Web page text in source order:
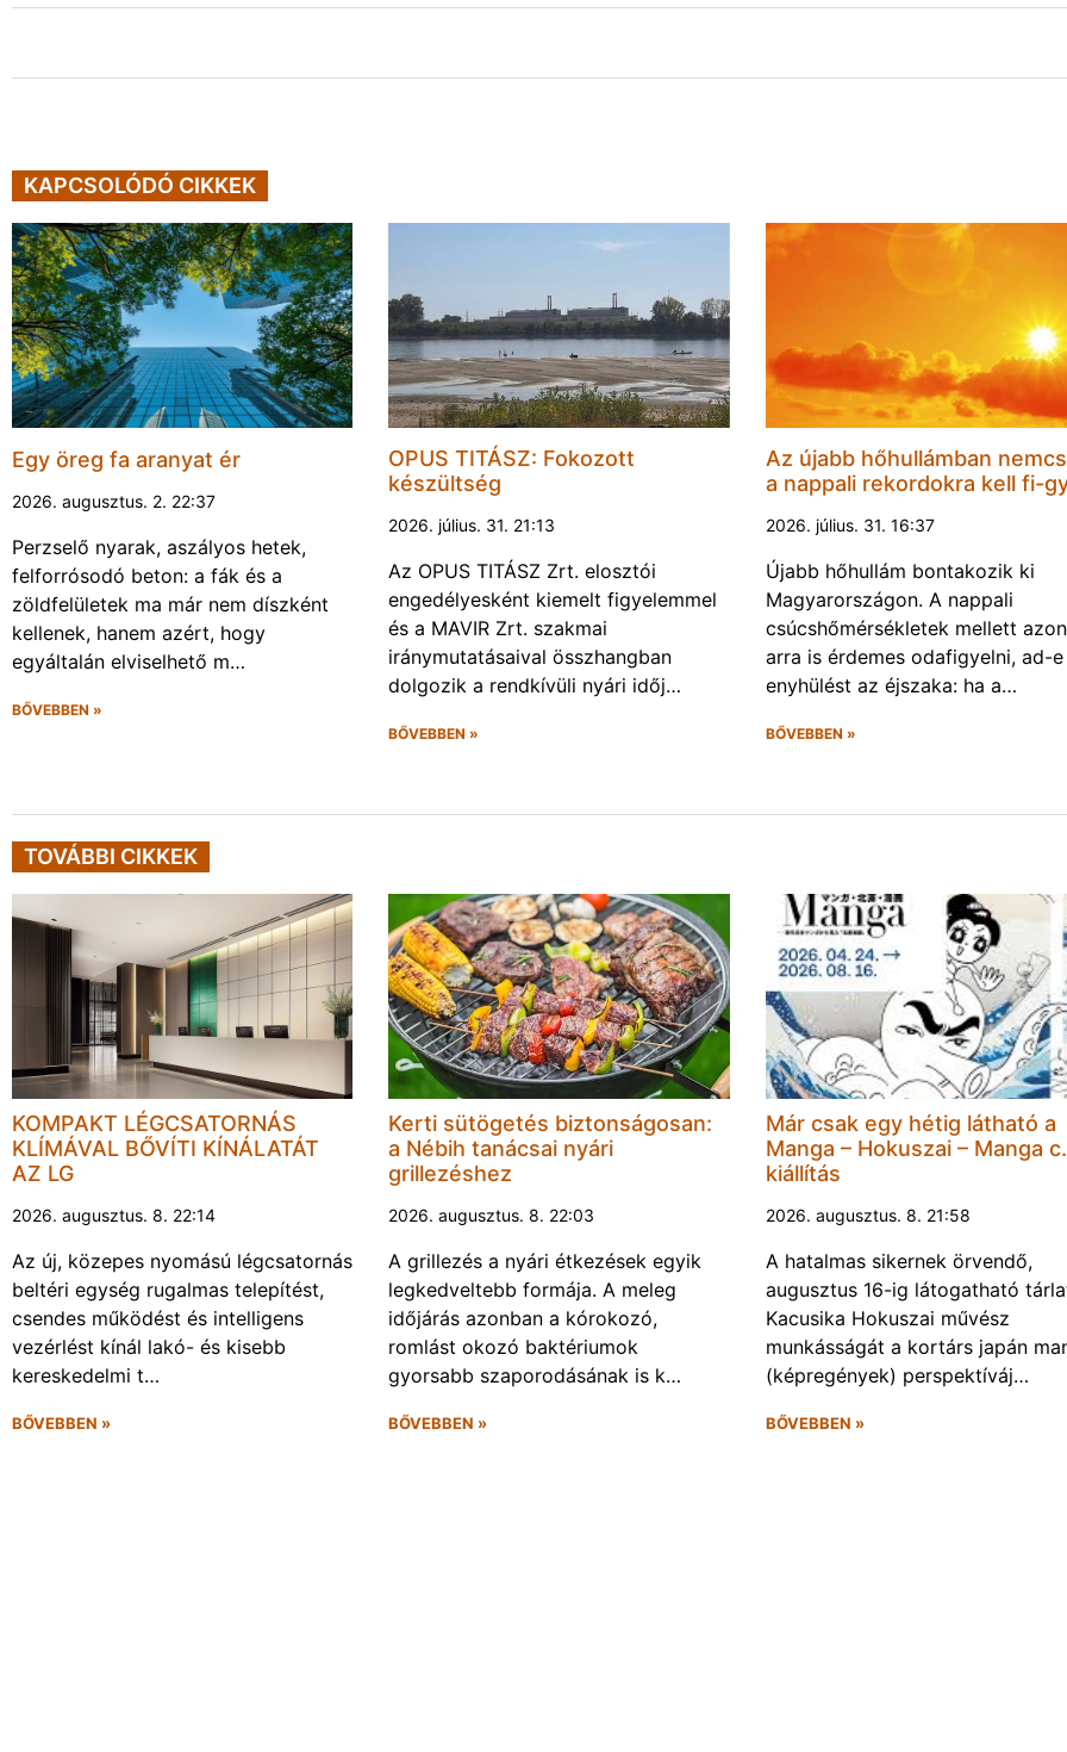
KAPCSOLÓDÓ CIKKEK
Egy öreg fa aranyat ér
2026. augusztus. 2. 22:37
Perzselő nyarak, aszályos hetek,
felforrósodó beton: a fák és a
zöldfelületek ma már nem díszként
kellenek, hanem azért, hogy
egyáltalán elviselhető m…
BŐVEBBEN »
OPUS TITÁSZ: Fokozott
készültség
2026. július. 31. 21:13
Az OPUS TITÁSZ Zrt. elosztói
engedélyesként kiemelt figyelemmel
és a MAVIR Zrt. szakmai
iránymutatásaival összhangban
dolgozik a rendkívüli nyári időj…
BŐVEBBEN »
Az újabb hőhullámban
a nappali rekordokra kell fi-
2026. július. 31. 16:37
Újabb hőhullám bontakozik ki
Magyarországon. A nappali
csúcshőmérsékletek mellett
arra is érdemes odafigyelni, ad-e
enyhülést az éjszaka: ha a…
BŐVEBBEN »
TOVÁBBI CIKKEK
KOMPAKT LÉGCSATORNÁS
KLÍMÁVAL BŐVÍTI KÍNÁLATÁT
AZ LG
2026. augusztus. 8. 22:14
Az új, közepes nyomású légcsatornás
beltéri egység rugalmas telepítést,
csendes működést és intelligens
vezérlést kínál lakó- és kisebb
kereskedelmi t…
BŐVEBBEN »
Kerti sütögetés biztonságosan:
a Nébih tanácsai nyári
grillezéshez
2026. augusztus. 8. 22:03
A grillezés a nyári étkezések egyik
legkedveltebb formája. A meleg
időjárás azonban a kórokozó,
romlást okozó baktériumok
gyorsabb szaporodásának is k…
BŐVEBBEN »
Már csak egy hétig látható a
Manga – Hokuszai – Manga c.
kiállítás
2026. augusztus. 8. 21:58
A hatalmas sikernek örvendő,
augusztus 16-ig látogatható
Kacusika Hokuszai művész
munkásságát a kortárs japán
(képregények) perspektíváj…
BŐVEBBEN »